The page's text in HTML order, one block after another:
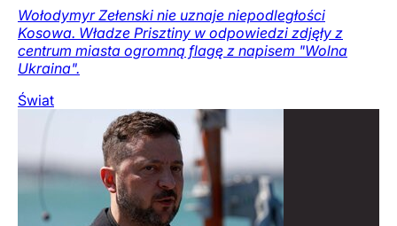
Wołodymyr Zełenski nie uznaje niepodległości
Kosowa. Władze Prisztiny w odpowiedzi zdjęły z
centrum miasta ogromną flagę z napisem "Wolna
Ukraina".
Świat